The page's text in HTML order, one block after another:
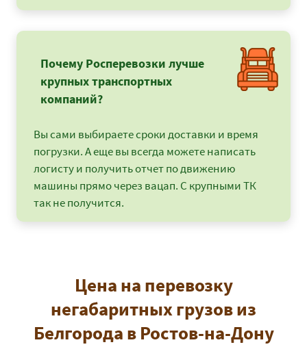
Почему Росперевозки лучше
крупных транспортных
компаний?
Вы сами выбираете сроки доставки и время
погрузки. А еще вы всегда можете написать
логисту и получить отчет по движению
машины прямо через вацап. С крупными ТК
так не получится.
Цена на перевозку
негабаритных грузов из
Белгорода в Ростов-на-Дону